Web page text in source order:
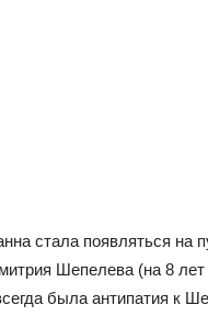
стала появляться на
Шепелева (на 8
была антипатия к